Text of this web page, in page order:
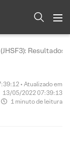
(JHSF3):
• Atualizado em
13/05/2022 07:39:13
1 minuto de leitura